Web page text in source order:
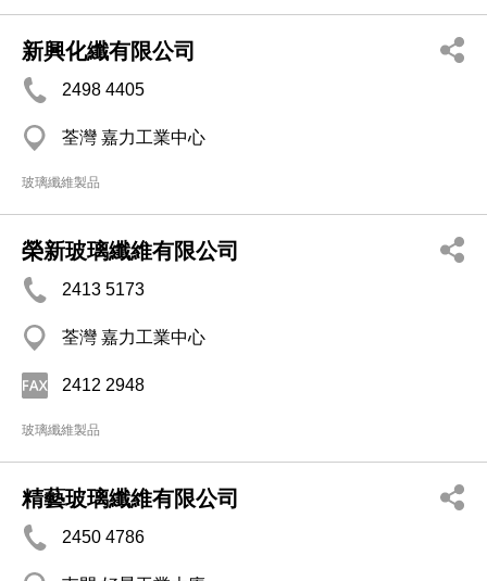
新興化纖有限公司
2498 4405
荃灣 嘉力工業中心
玻璃纖維製品
榮新玻璃纖維有限公司
2413 5173
荃灣 嘉力工業中心
2412 2948
玻璃纖維製品
精藝玻璃纖維有限公司
2450 4786